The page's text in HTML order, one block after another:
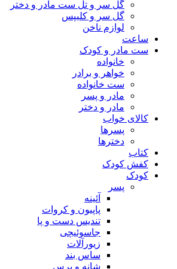
گل سر و تل ست مادر و دختر
گل سر و کلیپس
لوازم ناخن
ساعت
ست مادر و کودک
خانواده
خواهر و برادر
ست خانواده
مادر و پسر
مادر و دختر
کالای خواب
پسرها
دخترها
کتاب
کفش کودک
کودک
پسر
آئینه
پاپیون و کروات
تندیس دست و پا
جاسوئیچی
زیورآلات
ساس بند
شانه و برس